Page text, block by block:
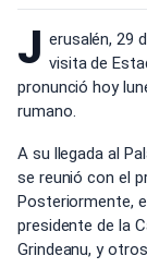
J erusalén, 29
visita de
pronunció hoy
rumano.
A su llegada al
se reunió con el
Posteriormente,
presidente de la
Grindeanu, y